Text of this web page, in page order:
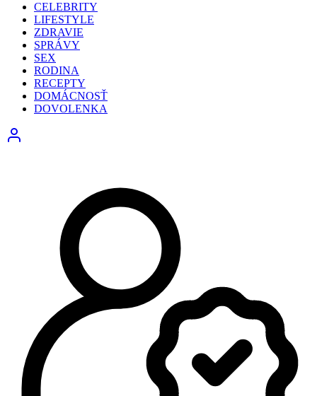
CELEBRITY
LIFESTYLE
ZDRAVIE
SPRÁVY
SEX
RODINA
RECEPTY
DOMÁCNOSŤ
DOVOLENKA